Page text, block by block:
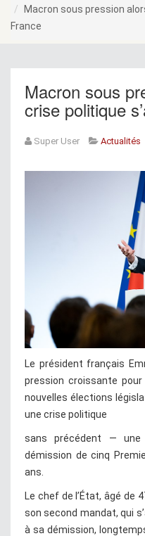
Macron sous pression
France
Macron sous
crise politique
Super User Actualités
Le président français
pression croissante
nouvelles élections
une crise politique
sans précédent —
démission de cinq
ans.
Le chef de l’État, âgé de
son second mandat, qui
à sa démission,